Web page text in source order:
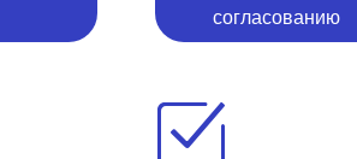
согласованию